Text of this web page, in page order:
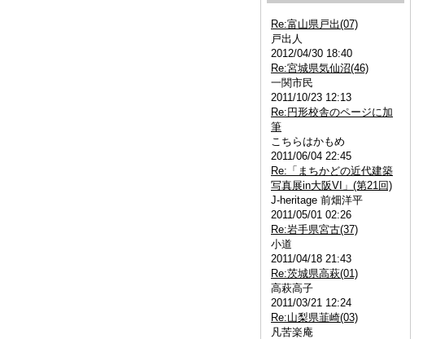
Re:富山県戸出(07)
戸出人
2012/04/30 18:40
Re:宮城県気仙沼(46)
一関市民
2011/10/23 12:13
Re:円形校舎のページに加
筆
こちらはかもめ
2011/06/04 22:45
Re:「まちかどの近代建築
写真展in大阪VI」(第21回)
J-heritage 前畑洋平
2011/05/01 02:26
Re:岩手県宮古(37)
小道
2011/04/18 21:43
Re:茨城県高萩(01)
高萩高子
2011/03/21 12:24
Re:山梨県韮崎(03)
凡苦楽庵